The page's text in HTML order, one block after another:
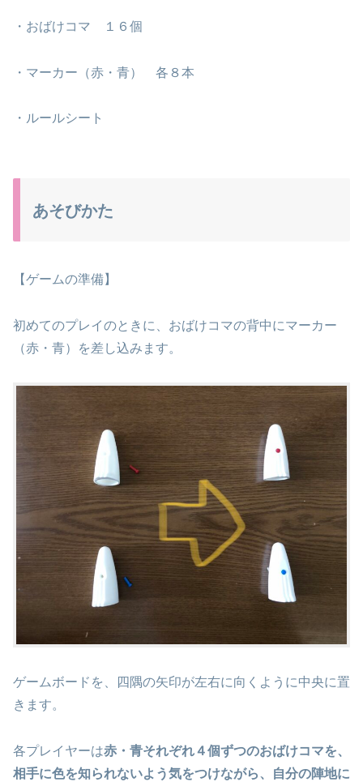
・おばけコマ １６個
・マーカー（赤・青） 各８本
・ルールシート
あそびかた
【ゲームの準備】
初めてのプレイのときに、おばけコマの背中にマーカー
（赤・青）を差し込みます。
ゲームボードを、四隅の矢印が左右に向くように中央に置
きます。
各プレイヤーは赤・青それぞれ４個ずつのおばけコマを、
相手に色を知られないよう気をつけながら、自分の陣地に